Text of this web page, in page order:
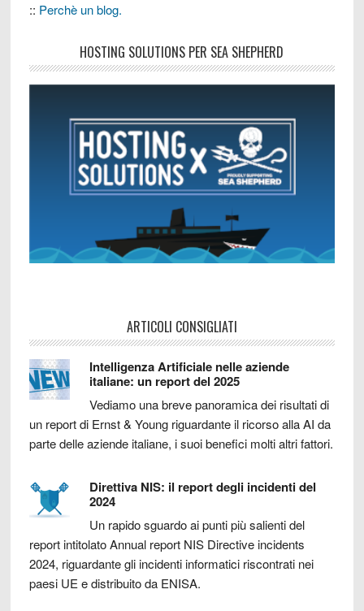
:: Perchè un blog.
HOSTING SOLUTIONS PER SEA SHEPHERD
ARTICOLI CONSIGLIATI
Intelligenza Artificiale nelle aziende
italiane: un report del 2025
Vediamo una breve panoramica dei risultati di
un report di Ernst & Young riguardante il ricorso alla AI da
parte delle aziende italiane, i suoi benefici molti altri fattori.
Direttiva NIS: il report degli incidenti del
2024
Un rapido sguardo ai punti più salienti del
report intitolato Annual report NIS Directive incidents
2024, riguardante gli incidenti informatici riscontrati nei
paesi UE e distribuito da ENISA.